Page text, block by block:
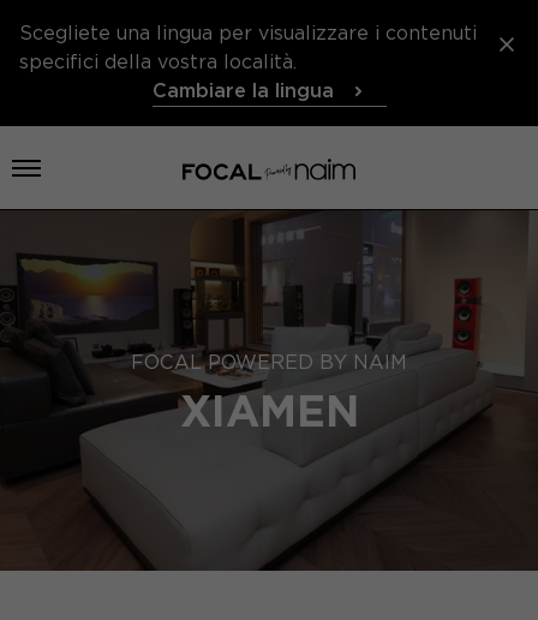
Scegliete una lingua per visualizzare i contenuti
specifici della vostra località.
Cambiare la lingua
Aprire il menu
FOCAL POWERED BY NAIM
XIAMEN